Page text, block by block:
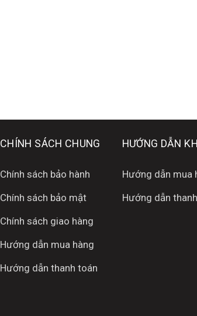
CHÍNH SÁCH CHUNG
Chính sách bảo hành
Chính sách bảo mật
Chính sách giao hàng
Hướng dẫn mua hàng
Hướng dẫn thanh toán
HƯỚNG DẪN
Hướng dẫn mua
Hướng dẫn